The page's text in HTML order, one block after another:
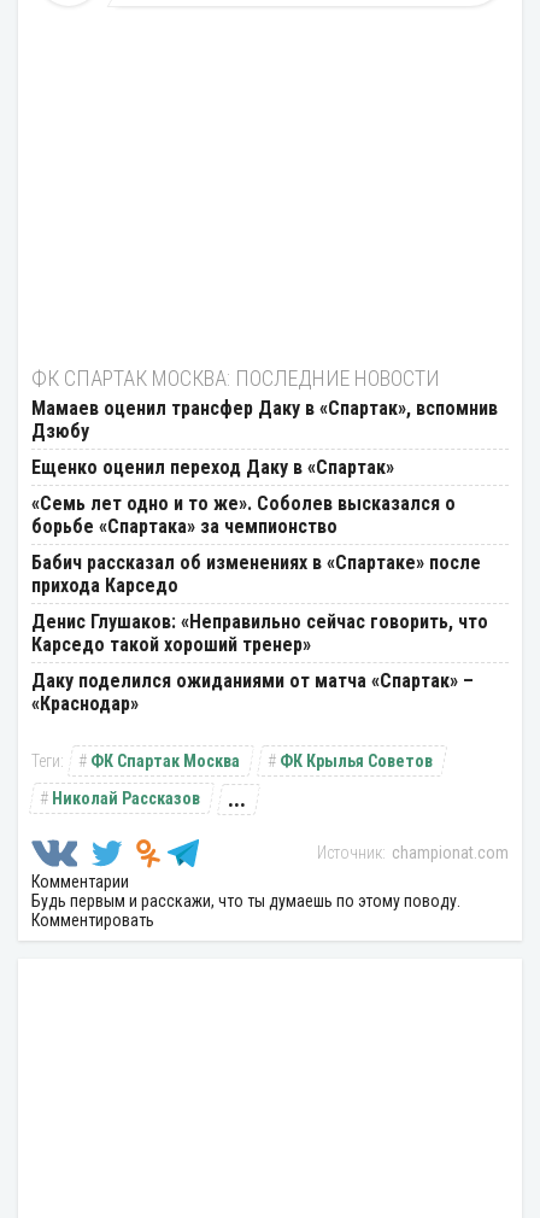
ФК СПАРТАК МОСКВА: ПОСЛЕДНИЕ НОВОСТИ
Мамаев оценил трансфер Даку в «Спартак», вспомнив
Дзюбу
Ещенко оценил переход Даку в «Спартак»
«Семь лет одно и то же». Соболев высказался о
борьбе «Спартака» за чемпионство
Бабич рассказал об изменениях в «Спартаке» после
прихода Карседо
Денис Глушаков: «Неправильно сейчас говорить, что
Карседо такой хороший тренер»
Даку поделился ожиданиями от матча «Спартак» –
«Краснодар»
ФК Спартак Москва
ФК Крылья Советов
Николай Рассказов
...
championat.com
Комментарии
Будь первым и расскажи, что ты думаешь по этому поводу.
Комментировать